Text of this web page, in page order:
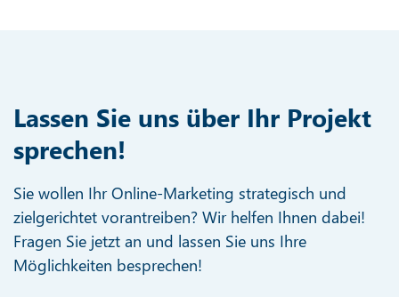
Lassen Sie uns über Ihr Projekt
sprechen!
Sie wollen Ihr Online-Marketing strategisch und
zielgerichtet vorantreiben? Wir helfen Ihnen dabei!
Fragen Sie jetzt an und lassen Sie uns Ihre
Möglichkeiten besprechen!